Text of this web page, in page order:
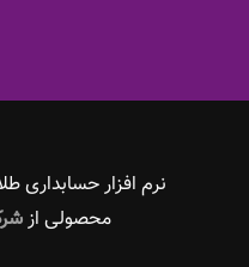
نرم افزار حسابداری
محصولی از